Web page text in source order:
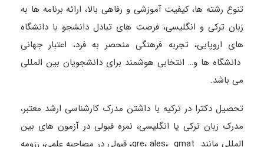
تنوع رشته ها، کیفیت آموزشی و رفاهی بالا، ارائه برنامه ها به
زبان ترکی و انگلیسی، فرصت های تبادل دانشجو با دانشگاه
های اروپایی، تجربه فرهنگی منحصر به فرد، اعتبار جهانی
دانشگاه ها و… انتخابی هوشمند برای دانشجویان بین المللی
می باشد.
تحصیل دکترا در ترکیه با داشتن مدرک کارشناسی ارشد معتبر،
مدرک زبان ترکی یا انگلیسی، نمره قبولی در آزمون های بین